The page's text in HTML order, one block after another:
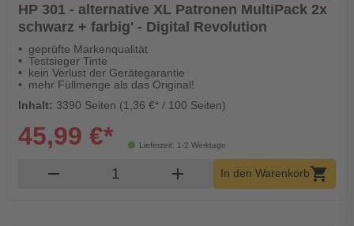
HP 301 - alternative XL Patronen MultiPack 2x
schwarz + farbig' - Digital Revolution
geprüfte Markenqualität
Testsieger Tinte
kein Verlust der Gerätegarantie
mehr Füllmenge als das Original!
Inhalt: 3390 Seiten (1,36 €* / 100 Seiten)
Lieferzeit: 1-2 Werktage
45,99 €*
remove Produkt Warenkorb Menge
add In den Warenkorbshopping_cart